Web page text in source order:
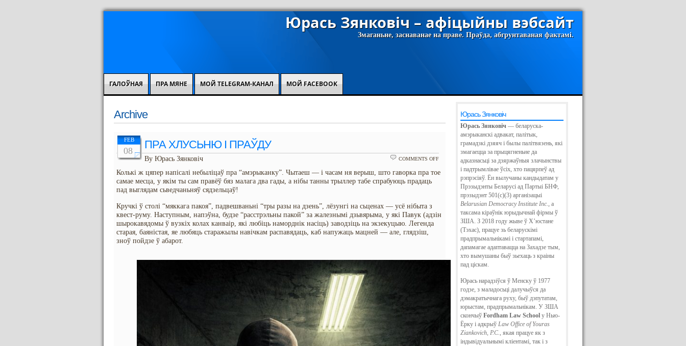
Юрась Зянковіч – афіцыйны вэбсайт
Змаганьне, заснаванае на праве. Праўда, абгрунтаваная фактамі.
ГАЛОЎНАЯ ПРА МЯНЕ МОЙ TELEGRAM-КАНАЛ МОЙ FACEBOOK
Archive
FEB
08 ПРА ХЛУСЬНЮ І ПРАЎДУ
By Юрась Зянковіч COMMENTS OFFON
ХЛУСЬНЮ
Колькі ж цяпер напісалі небыліцаў пра “амэрыканку”. Чытаеш — і часам ня верыш, што гаворка пра тое
самае месца, у якім ты сам правёў бяз малага два гады, а нібы танны трыллер табе спрабуюць прадаць
пад выглядам сьведчаньняў сядзельцаў!
Кручкі ў столі “мяккага пакоя”, падвешваньні “тры разы на дзень”, лёзунгі на сьценах — усё нібыта з
квест-руму. Наступным, напэўна, будзе “расстрэльны пакой” за жалезнымі дзьвярыма, у які Павук (адзін
шырокавядомы ў вузкіх колах канваір, які любіць наморднік насіць) заводзіць на экзекуцыю. Легенда
старая, баяністая, яе любяць старажылы навічкам распавядаць, каб напужаць мацней — але, глядзіш,
зноў пойдзе ў абарот.
Юрась Зянковіч
Юрась Зянковіч — беларуска-
амэрыканскі адвакат, палітык,
грамадзкі дзяяч і былы палітвязень, які
змагаецца за прыцягненьне да
адказнасьці за дзяржаўныя злачынствы
і падтрымлівае ўсіх, хто пацярпеў ад
рэпрэсіяў. Ён вылучаны кандыдатам у
Прэзыдэнты Беларусі ад Партыі БНФ,
прэзыдэнт 501(c)(3) арганізацыі
Belarusian Democracy Institute Inc., а
таксама кіраўнік юрыдычнай фірмы ў
ЗША. З 2018 году жыве ў Х’юстане
(Тэхас), працуе зь беларускімі
прадпрымальнікамі і стартапамі,
дапамагае адаптавацца на Захадзе тым,
хто вымушаны быў зьехаць з краіны
пад ціскам.
Юрась нарадзіўся ў Менску ў 1977
годзе, з маладосьці далучыўся да
дэмакратычнага руху, быў дэпутатам,
юрыстам, прадпрымальнікам. У ЗША
скончыў Fordham Law School у Нью-
Ёрку і адкрыў Law Office of Youras
Ziankovich, P.C., якая працуе як з
індывідуальнымі кліентамі, так і з